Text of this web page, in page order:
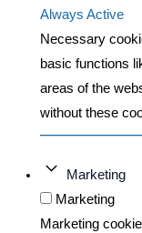
Always Active
Necessary
basic functions
areas of the
without these
Marketing
Marketing
Marketing